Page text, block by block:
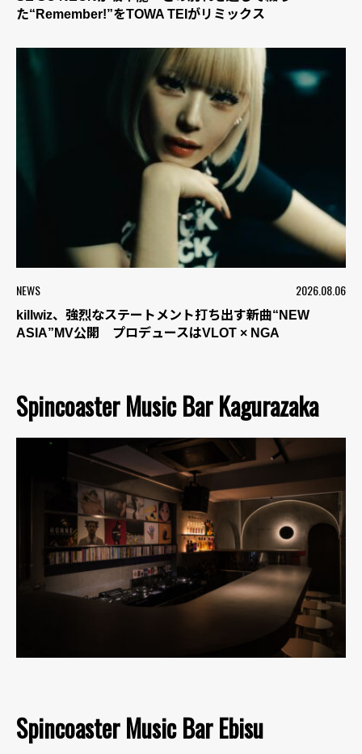
た“Remember!”をTOWA TEIがリミックス
NEWS 2026.08.06
killwiz、強烈なステートメント打ち出す新曲“NEW
ASIA”MV公開 プロデュースはVLOT × NGA
Spincoaster Music Bar Kagurazaka
Spincoaster Music Bar Ebisu